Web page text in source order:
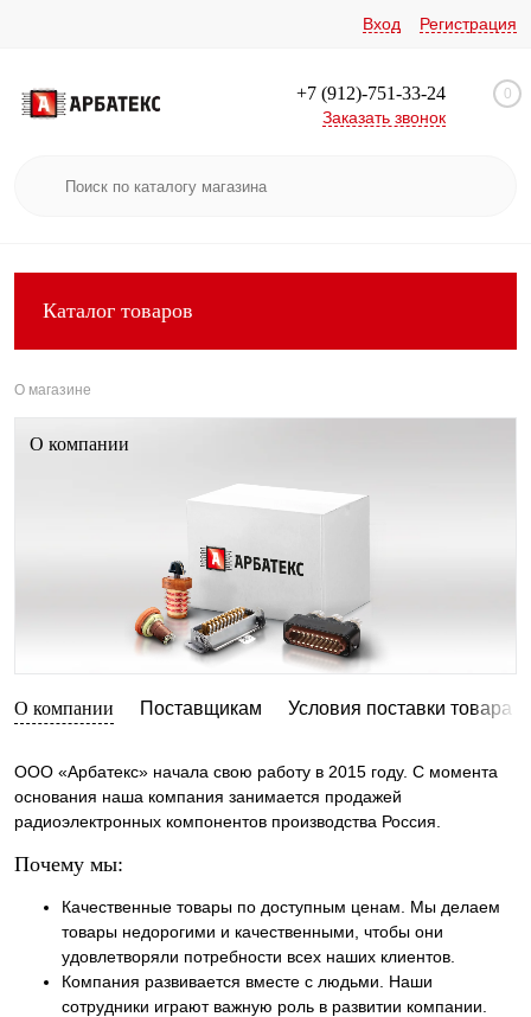
Вход Регистрация
+7 (912)-751-33-24
Заказать звонок
0
Каталог товаров
О магазине
О компании
О компании Поставщикам Условия поставки товара
ООО «Арбатекс» начала свою работу в 2015 году. С момента
основания наша компания занимается продажей
радиоэлектронных компонентов производства Россия.
Почему мы:
Качественные товары по доступным ценам. Мы делаем
товары недорогими и качественными, чтобы они
удовлетворяли потребности всех наших клиентов.
Компания развивается вместе с людьми. Наши
сотрудники играют важную роль в развитии компании.